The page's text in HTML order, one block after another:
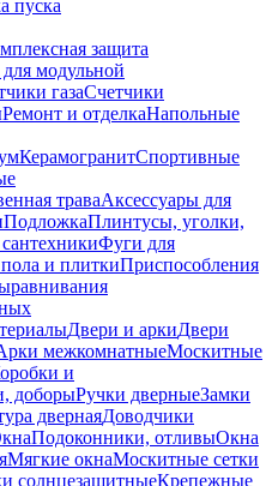
пуска
защита
модульной
газаСчетчики
Ремонт и отделкаНапольные
КерамогранитСпортивные
траваАксессуары для
ПодложкаПлинтусы, уголки,
Фуги для
и плиткиПриспособления
Двери и аркиДвери
межкомнатныеМоскитные
и
доборыРучки дверныеЗамки
двернаяДоводчики
Подоконники, отливыОкна
Мягкие окнаМоскитные сетки
солнцезащитныеКрепежные